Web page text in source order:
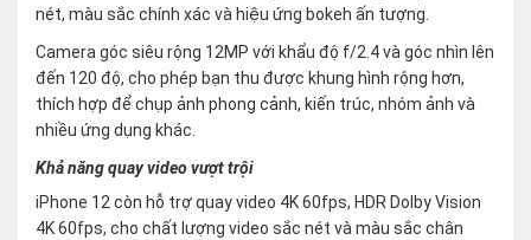
nét, màu sắc chính xác và hiệu ứng bokeh ấn tượng.
Camera góc siêu rộng 12MP với khẩu độ f/2.4 và góc nhìn lên
đến 120 độ, cho phép bạn thu được khung hình rộng hơn,
thích hợp để chụp ảnh phong cảnh, kiến trúc, nhóm ảnh và
nhiều ứng dụng khác.
Khả năng quay video vượt trội
iPhone 12 còn hỗ trợ quay video 4K 60fps, HDR Dolby Vision
4K 60fps, cho chất lượng video sắc nét và màu sắc chân